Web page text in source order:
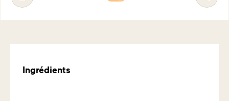
Ingrédients